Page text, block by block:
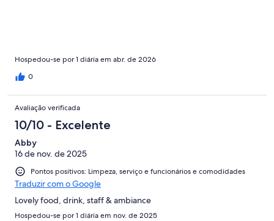
Hospedou-se por 1 diária em abr. de 2026
0
Avaliação verificada
10/10 - Excelente
Abby
16 de nov. de 2025
Pontos positivos: Limpeza, serviço e funcionários e comodidades
Traduzir com o Google
Lovely food, drink, staff & ambiance
Hospedou-se por 1 diária em nov. de 2025